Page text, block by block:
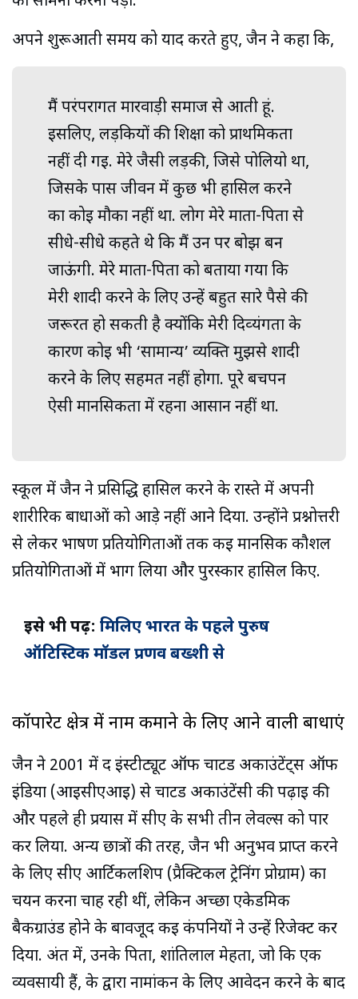
अपने शुरूआती समय को याद करते हुए, जैन ने कहा कि,
मैं परंपरागत मारवाड़ी समाज से आती हूं.
इसलिए, लड़कियों की शिक्षा को प्राथमिकता
नहीं दी गई. मेरे जैसी लड़की, जिसे पोलियो था,
जिसके पास जीवन में कुछ भी हासिल करने
का कोई मौका नहीं था. लोग मेरे माता-पिता से
सीधे-सीधे कहते थे कि मैं उन पर बोझ बन
जाऊंगी. मेरे माता-पिता को बताया गया कि
मेरी शादी करने के लिए उन्हें बहुत सारे पैसे की
जरूरत हो सकती है क्योंकि मेरी दिव्‍यंगता के
कारण कोई भी ‘सामान्य’ व्यक्ति मुझसे शादी
करने के लिए सहमत नहीं होगा. पूरे बचपन
ऐसी मानसिकता में रहना आसान नहीं था.
स्कूल में जैन ने प्रसिद्धि हासिल करने के रास्ते में अपनी
शारीरिक बाधाओं को आड़े नहीं आने दिया. उन्होंने प्रश्नोत्तरी
से लेकर भाषण प्रतियोगिताओं तक कई मानसिक कौशल
प्रतियोगिताओं में भाग लिया और पुरस्कार हासिल किए.
इसे भी पढ़ें: मिलिए भारत के पहले पुरुष
ऑटिस्टिक मॉडल प्रणव बख्शी से
कॉर्पोरेट क्षेत्र में नाम कमाने के लिए आने वाली बाधाएं
जैन ने 2001 में द इंस्टीट्यूट ऑफ चार्टर्ड अकाउंटेंट्स ऑफ
इंडिया (आईसीएआई) से चार्टर्ड अकाउंटेंसी की पढ़ाई की
और पहले ही प्रयास में सीए के सभी तीन लेवल्‍स को पार
कर लिया. अन्य छात्रों की तरह, जैन भी अनुभव प्राप्त करने
के लिए सीए आर्टिकलशिप (प्रैक्टिकल ट्रेनिंग प्रोग्राम) का
चयन करना चाह रही थीं, लेकिन अच्‍छा एकेडमिक
बैकग्राउंड होने के बावजूद कई कंपनियों ने उन्हें रिजेक्‍ट कर
दिया. अंत में, उनके पिता, शांतिलाल मेहता, जो कि एक
व्यवसायी हैं, के द्वारा नामांकन के लिए आवेदन करने के बाद